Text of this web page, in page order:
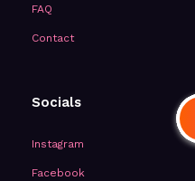
FAQ
Contact
Socials
Instagram
Facebook